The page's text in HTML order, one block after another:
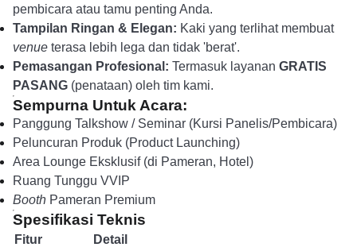
pembicara atau tamu penting Anda.
Tampilan Ringan & Elegan: Kaki yang terlihat membuat
venue terasa lebih lega dan tidak 'berat'.
Pemasangan Profesional: Termasuk layanan GRATIS
PASANG (penataan) oleh tim kami.
Sempurna Untuk Acara:
Panggung Talkshow / Seminar (Kursi Panelis/Pembicara)
Peluncuran Produk (Product Launching)
Area Lounge Eksklusif (di Pameran, Hotel)
Ruang Tunggu VVIP
Booth Pameran Premium
Spesifikasi Teknis
Fitur Detail